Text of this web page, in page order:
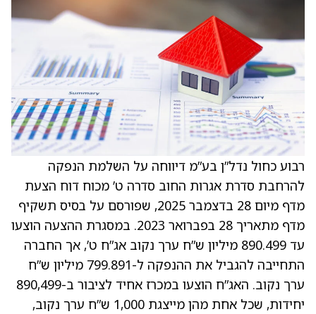
רבוע כחול נדל”ן בע”מ דיווחה על השלמת הנפקה
להרחבת סדרת אגרות החוב סדרה ט’ מכוח דוח הצעת
מדף מיום 28 בדצמבר 2025, שפורסם על בסיס תשקיף
מדף מתאריך 28 בפברואר 2023. במסגרת ההצעה הוצעו
עד 890.499 מיליון ש”ח ערך נקוב אג”ח ט’, אך החברה
התחייבה להגביל את ההנפקה ל-799.891 מיליון ש”ח
ערך נקוב. האג”ח הוצעו במכרז אחיד לציבור ב-890,499
יחידות, שכל אחת מהן מייצגת 1,000 ש”ח ערך נקוב,